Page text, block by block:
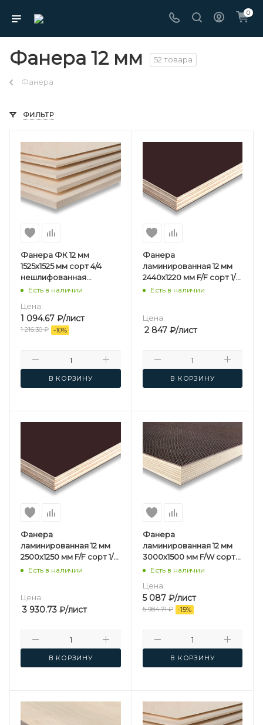
0
Фанера 12 мм 52 товара
Фанера
ФИЛЬТР
Фанера ФК 12 мм
1525х1525 мм сорт 4/4
нешлифованная
березовая
Есть в наличии
Цена:
1 094.67 ₽/лист
1 216.30₽ -10%
В КОРЗИНУ
Фанера
ламинированная 12 мм
2440х1220 мм F/F сорт 1/1
березовая
Есть в наличии
Цена:
2 847₽/лист
В КОРЗИНУ
Фанера
ламинированная 12 мм
2500х1250 мм F/F сорт 1/1
березовая
Есть в наличии
Цена:
3 930.73 ₽/лист
В КОРЗИНУ
Фанера
ламинированная 12 мм
3000х1500 мм F/W сорт
1/1 березовая
Есть в наличии
Цена:
5 087₽/лист
5 984.71₽ -15%
В КОРЗИНУ